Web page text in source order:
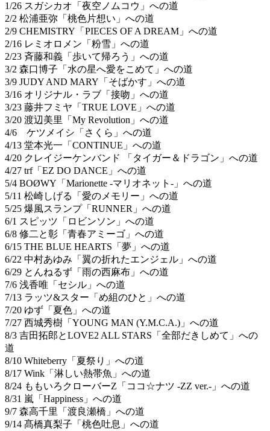
1/26 スガシカオ「夜空ノムコウ」への道
2/2 松浦亜弥「桃色片想い」への道
2/9 CHEMISTRY「PIECES OF A DREAM」への道
2/16 レミオロメン「粉雪」への道
2/23 斉藤和義「歩いて帰ろう」への道
3/2 森口博子「水の星へ愛をこめて」への道
3/9 JUDY AND MARY「そばかす」への道
3/16 オリジナル・ラブ「接吻」への道
3/23 藤井フミヤ「TRUE LOVE」への道
3/20 渡辺美里「My Revolution」への道
4/6 ケツメイシ「さくら」への道
4/13 堂本光一「CONTINUE」への道
4/20 クレイジーケンバンド 「タイガー＆ドラゴン」への道
4/27 trf「EZ DO DANCE」への道
5/4 BOØWY「Marionette -マリオネット-」への道
5/11 松崎しげる「愛のメモリー」への道
5/25 爆風スランプ「RUNNER」への道
6/1 スピッツ「ロビンソン」への道
6/8 修二と彰「青春アミーゴ」への道
6/15 THE BLUE HEARTS「夢」への道
6/22 中村あゆみ「翼の折れたエンジェル」への道
6/29 とんねるず「雨の西麻布」への道
7/6 浅香唯「セシル」への道
7/13 ラッツ&スター「め組のひと」への道
7/20 ゆず「夏色」への道
7/27 西城秀樹「YOUNG MAN (Y.M.C.A.)」への道
8/3 吉田拓郎とLOVE2 ALL STARS「全部だきしめて」への
道
8/10 Whiteberry「夏祭り」への道
8/17 Wink「淋しい熱帯魚」への道
8/24 ももいろクローバーZ「ココ☆ナツ -ZZ ver.-」への道
8/31 嵐「Happiness」への道
9/7 森高千里「渡良瀬橋」への道
9/14 髙橋真梨子「桃色吐息」への道